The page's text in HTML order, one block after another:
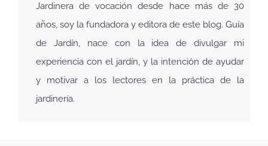
Jardinera de vocación desde hace más de 30
años, soy la fundadora y editora de este blog. Guía
de Jardín, nace con la idea de divulgar mi
experiencia con el jardín, y la intención de ayudar
y motivar a los lectores en la práctica de la
jardinería.